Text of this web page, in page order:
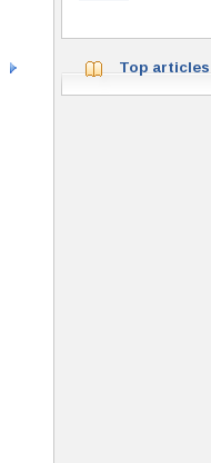
Top articles